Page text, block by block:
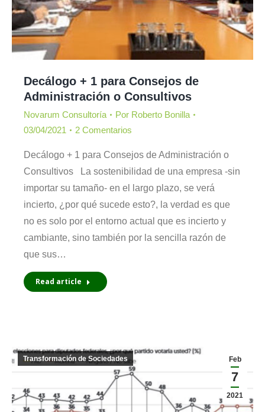
Decálogo + 1 para Consejos de
Administración o Consultivos
Novarum Consultoría Por Roberto Bonilla
03/04/2021
2 Comentarios
Decálogo + 1 para Consejos de Administración o
Consultivos La sostenibilidad de una empresa -sin
importar su tamaño- en el largo plazo, se verá
incierto, ¿por qué sucede esto?, la verdad es que
no es solo por el entorno actual que es incierto y
cambiante, sino también por la sencilla razón de
que sus…
Read article
Feb
7
2021
Transformación de Sociedades